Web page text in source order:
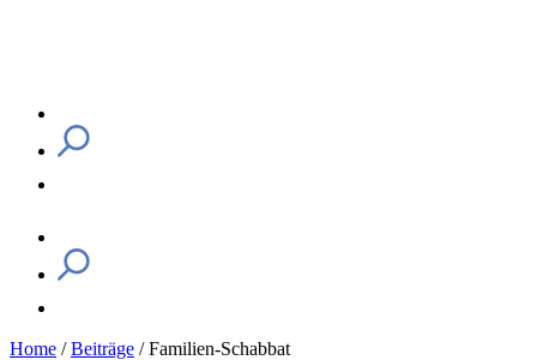
Home /Beiträge /Familien-Schabbat